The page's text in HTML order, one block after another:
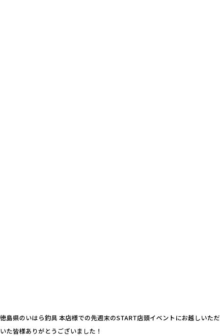
徳島県のいはら釣具 本店様での先週末のSTART店頭イベントにお越しいただ
いた皆様ありがとうございました！